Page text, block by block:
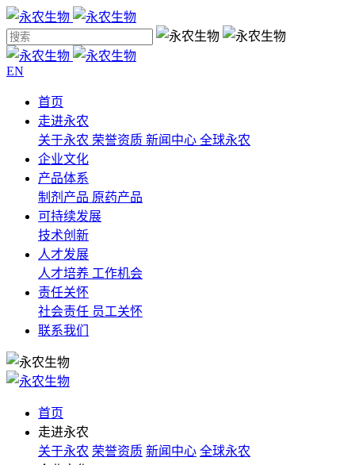
EN
首页
走进永农
关于永农 荣誉资质 新闻中心 全球永农
企业文化
产品体系
制剂产品 原药产品
可持续发展
技术创新
人才发展
人才培养 工作机会
责任关怀
社会责任 员工关怀
联系我们
首页
走进永农
关于永农 荣誉资质 新闻中心 全球永农